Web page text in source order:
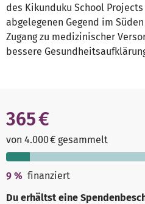
des Kikunduku School
abgelegenen Gegend im
Zugang zu medizinischer
bessere
365 €
von 4.000 € gesammelt
9 % finanziert
Du erhältst eine